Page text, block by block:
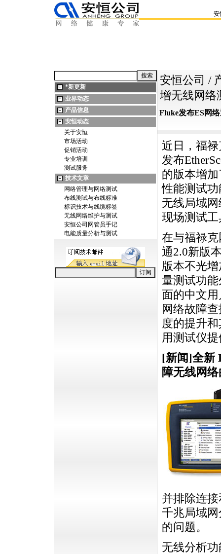
安
*新更新
业界动态
产品信息
安恒动态
关于安恒
市场活动
促销活动
专业培训
测试服务
技术文章
网络管理与网络测试
布线测试与布线标准
标识技术与线缆标签
无线网络维护与测试
安恒公司网管员手记
电能质量分析与测试
安恒公司 /
增无线网络
Fluke发布ES网
近日，福
发布
的版本增
性能测试
无线局域
现场测试
在与福禄克
通2.0新版
版本不光
量测试功
面的中文
网络故障
度的提升
用测试仪
[新闻]全新
障无线网
并排除连
千兆局域
的问题。
无线分析